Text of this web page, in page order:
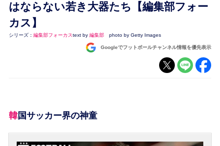
UEFA
ナショナルチーム
はならない若き大器たち【編集部フォー
カス】
シリーズ： 編集部フォーカスtext by 編集部 photo by Getty Images
Googleでフットボールチャンネル情報を優先表示
韓国サッカー界の神童